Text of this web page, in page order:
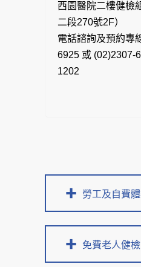
西園醫院二樓健檢
二段270號2F）
電話諮詢及預約專
6925 或 (02)2307-
1202
勞工及自費
免費老人健檢